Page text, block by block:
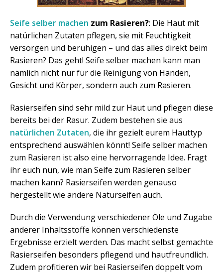
Seife selber machen zum Rasieren?: Die Haut mit
natürlichen Zutaten pflegen, sie mit Feuchtigkeit
versorgen und beruhigen – und das alles direkt beim
Rasieren? Das geht! Seife selber machen kann man
nämlich nicht nur für die Reinigung von Händen,
Gesicht und Körper, sondern auch zum Rasieren.
Rasierseifen sind sehr mild zur Haut und pflegen diese
bereits bei der Rasur. Zudem bestehen sie aus
natürlichen Zutaten, die ihr gezielt eurem Hauttyp
entsprechend auswählen könnt! Seife selber machen
zum Rasieren ist also eine hervorragende Idee. Fragt
ihr euch nun, wie man Seife zum Rasieren selber
machen kann? Rasierseifen werden genauso
hergestellt wie andere Naturseifen auch.
Durch die Verwendung verschiedener Öle und Zugabe
anderer Inhaltsstoffe können verschiedenste
Ergebnisse erzielt werden. Das macht selbst gemachte
Rasierseifen besonders pflegend und hautfreundlich.
Zudem profitieren wir bei Rasierseifen doppelt vom